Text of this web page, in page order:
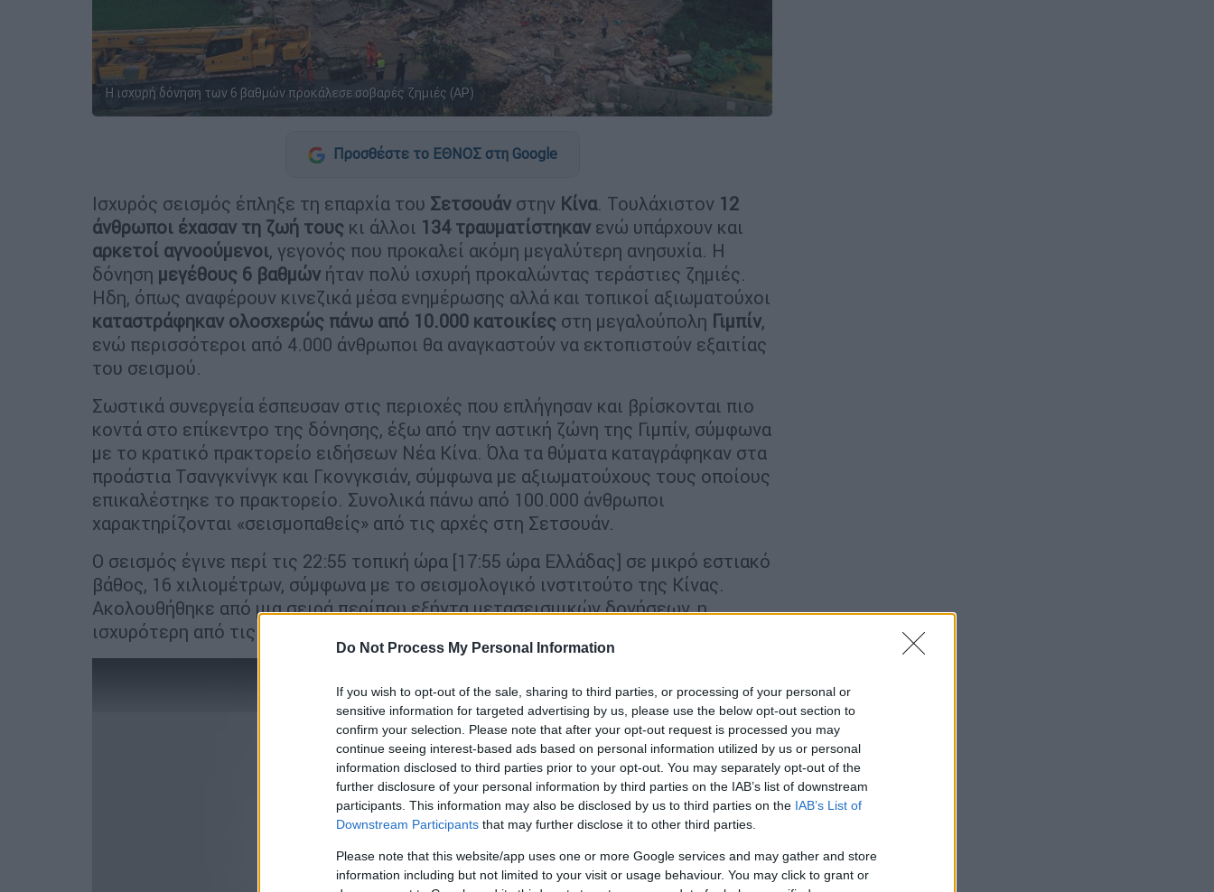
Do Not Process My Personal Information
If you wish to opt-out of the sale, sharing to third parties, or processing of your personal or
sensitive information for targeted advertising by us, please use the below opt-out section to
confirm your selection. Please note that after your opt-out request is processed you may
continue seeing interest-based ads based on personal information utilized by us or personal
information disclosed to third parties prior to your opt-out. You may separately opt-out of the
further disclosure of your personal information by third parties on the IAB’s list of downstream
participants. This information may also be disclosed by us to third parties on the IAB’s List of
Downstream Participants that may further disclose it to other third parties.
Please note that this website/app uses one or more Google services and may gather and store
information including but not limited to your visit or usage behaviour. You may click to grant or
Η ισχυρή δόνηση των 6 βαθμών προκάλεσε σοβαρές ζημιές (AP)
Προσθέστε το ΕΘΝΟΣ στη Google
Ισχυρός σεισμός έπληξε τη επαρχία του Σετσουάν στην Κίνα. Τουλάχιστον 12
άνθρωποι έχασαν τη ζωή τους κι άλλοι 134 τραυματίστηκαν ενώ υπάρχουν και
αρκετοί αγνοούμενοι, γεγονός που προκαλεί ακόμη μεγαλύτερη ανησυχία. Η
δόνηση μεγέθους 6 βαθμών ήταν πολύ ισχυρή προκαλώντας τεράστιες ζημιές.
Ηδη, όπως αναφέρουν κινεζικά μέσα ενημέρωσης αλλά και τοπικοί αξιωματούχοι
καταστράφηκαν ολοσχερώς πάνω από 10.000 κατοικίες στη μεγαλούπολη Γιμπίν,
ενώ περισσότεροι από 4.000 άνθρωποι θα αναγκαστούν να εκτοπιστούν εξαιτίας
του σεισμού.
Σωστικά συνεργεία έσπευσαν στις περιοχές που επλήγησαν και βρίσκονται πιο
κοντά στο επίκεντρο της δόνησης, έξω από την αστική ζώνη της Γιμπίν, σύμφωνα
με το κρατικό πρακτορείο ειδήσεων Νέα Κίνα. Όλα τα θύματα καταγράφηκαν στα
προάστια Τσανγκνίνγκ και Γκονγκσιάν, σύμφωνα με αξιωματούχους τους οποίους
επικαλέστηκε το πρακτορείο. Συνολικά πάνω από 100.000 άνθρωποι
χαρακτηρίζονται «σεισμοπαθείς» από τις αρχές στη Σετσουάν.
Ο σεισμός έγινε περί τις 22:55 τοπική ώρα [17:55 ώρα Ελλάδας] σε μικρό εστιακό
βάθος, 16 χιλιομέτρων, σύμφωνα με το σεισμολογικό ινστιτούτο της Κίνας.
Ακολουθήθηκε από μια σειρά περίπου εξήντα μετασεισμικών δονήσεων, η
ισχυρότερη από τις οποίες ήταν μεγέθους 5,1 βαθμών.
video